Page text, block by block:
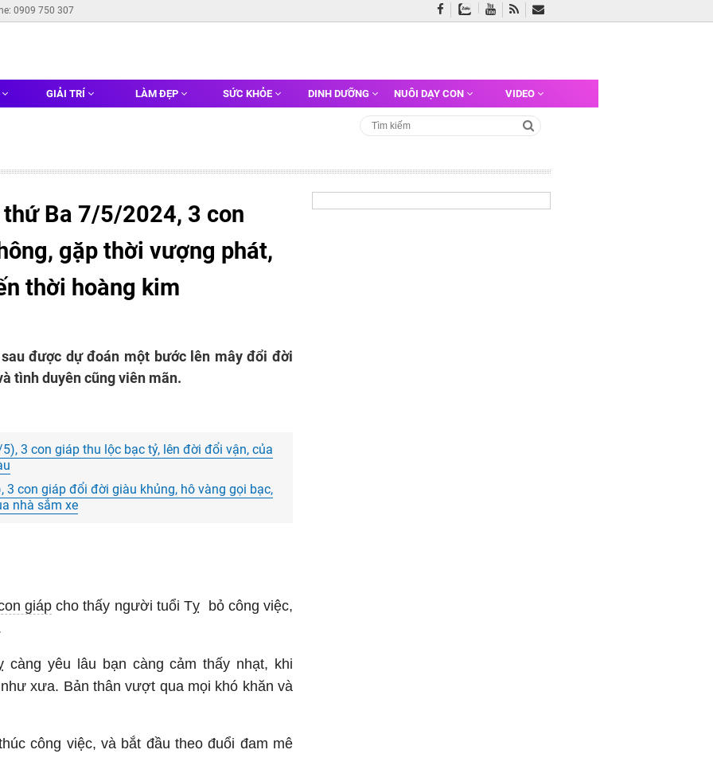
0909 750 307
GIẢI TRÍ LÀM ĐẸP SỨC KHỎE DINH DƯỠNG NUÔI DẠY CON VIDEO
Ba 7/5/2024, 3 con
gặp thời vượng phát,
thời hoàng kim
được dự đoán một bước lên mây đổi đời
tình duyên cũng viên mãn.
3 con giáp thu lộc bạc tỷ, lên đời đổi vận, của
con giáp đổi đời giàu khủng, hô vàng gọi bạc,
nhà sắm xe
giápcho thấy người tuổi Tỵ bỏ công việc,
càng yêu lâu bạn càng cảm thấy nhạt, khi
xưa. Bản thân vượt qua mọi khó khăn và
công việc, và bắt đầu theo đuổi đam mê